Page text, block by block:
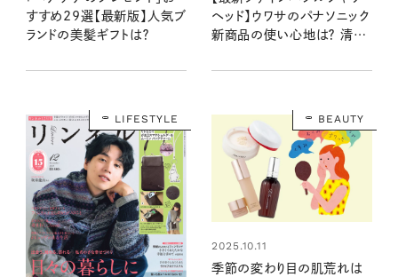
すすめ29選【最新版】人気ブ
ランドの美髪ギフトは？
ヘッド】ウワサのパナソニック
新商品の使い心地は？ 清水
LIFESTYLE BEAUTY
2025.10.11
季節の変わり目の肌荒れは